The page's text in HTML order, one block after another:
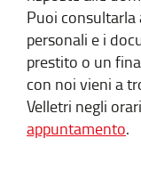
Puoi consultarla
personali e i
prestito o un
con noi vieni a
Velletri negli
appuntamento.